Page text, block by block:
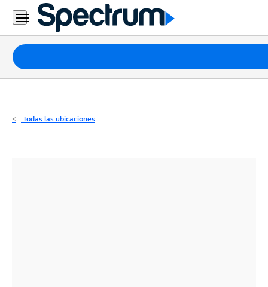
Residencial
Business
Paquetes
Internet
Todas las ubicaciones